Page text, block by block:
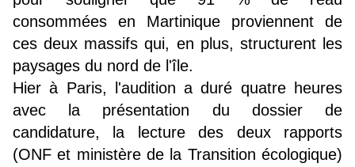
consommées en Martinique proviennent de
ces deux massifs qui, en plus, structurent les
paysages du nord de l'île.
Hier à Paris, l'audition a duré quatre heures
avec la présentation du dossier de
candidature, la lecture des deux rapports
(ONF et ministère de la Transition écologique)